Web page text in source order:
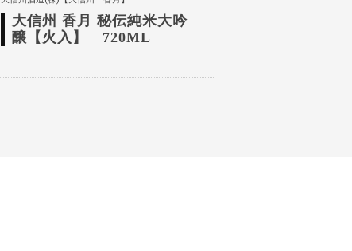
大信州 香月 秘伝純米大吟
醸【火入】 720ML